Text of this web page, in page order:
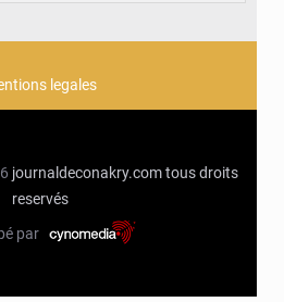
legales
journaldeconakry.com tous droits
reservés
par